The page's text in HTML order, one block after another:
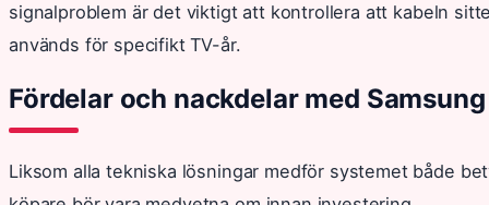
signalproblem är det viktigt att kontrollera att kabeln
används för specifikt TV-år.
Fördelar och nackdelar med
Liksom alla tekniska lösningar medför systemet både